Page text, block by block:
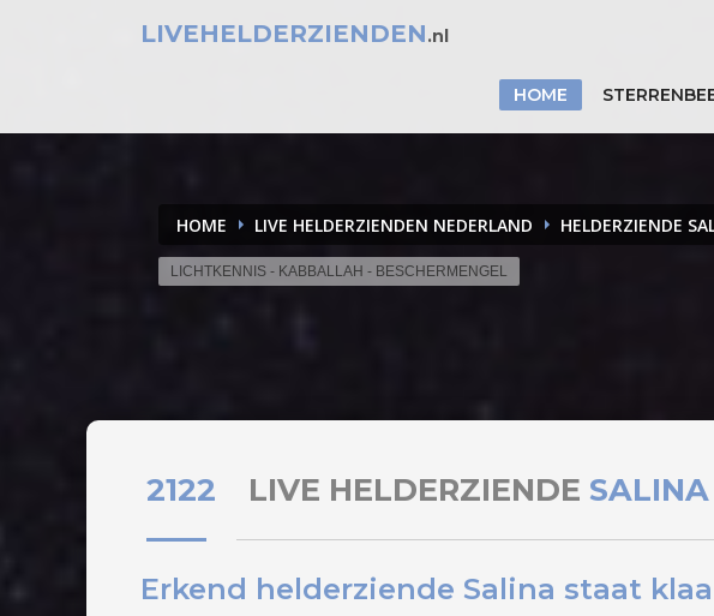
LIVEHELDERZIENDEN.nl
HOME
HOME LIVE HELDERZIENDEN NEDERLAND HELDERZIENDE
LICHTKENNIS - KABBALLAH - BESCHERMENGEL
2122 LIVE HELDERZIENDE
Erkend helderziende Salina staat